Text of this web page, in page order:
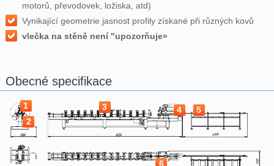
motorů, převodovek, ložiska, atd)
Vynikající geometrie jasnost profily získané při různých kovů
vlečka na stěně není "upozorňuje»
Obecné specifikace
1
2
3 4 5
6